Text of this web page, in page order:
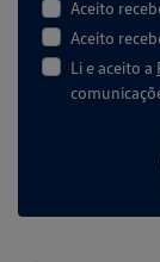
Aceito
Aceito
Li e aceito a